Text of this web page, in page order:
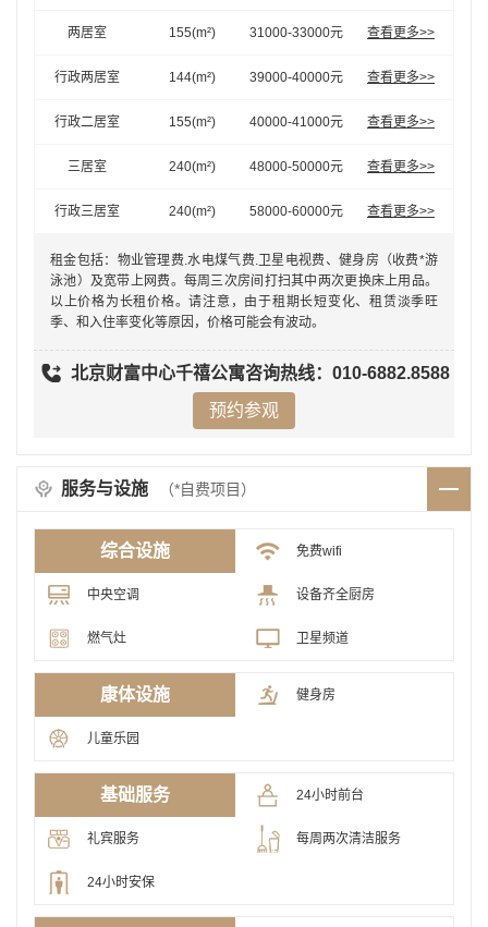
两居室 155(m²) 31000-33000元 查看更多>>
行政两居室 144(m²) 39000-40000元 查看更多>>
行政二居室 155(m²) 40000-41000元 查看更多>>
三居室 240(m²) 48000-50000元 查看更多>>
行政三居室 240(m²) 58000-60000元 查看更多>>
租金包括：物业管理费.水电煤气费.卫星电视费、健身房（收费*游
泳池）及宽带上网费。每周三次房间打扫其中两次更换床上用品。
以上价格为长租价格。请注意，由于租期长短变化、租赁淡季旺
季、和入住率变化等原因，价格可能会有波动。
北京财富中心千禧公寓咨询热线：010-6882.8588
预约参观
服务与设施 （*自费项目）
综合设施 免费wifi
中央空调 设备齐全厨房
燃气灶 卫星频道
康体设施 健身房
儿童乐园
基础服务 24小时前台
礼宾服务 每周两次清洁服务
24小时安保